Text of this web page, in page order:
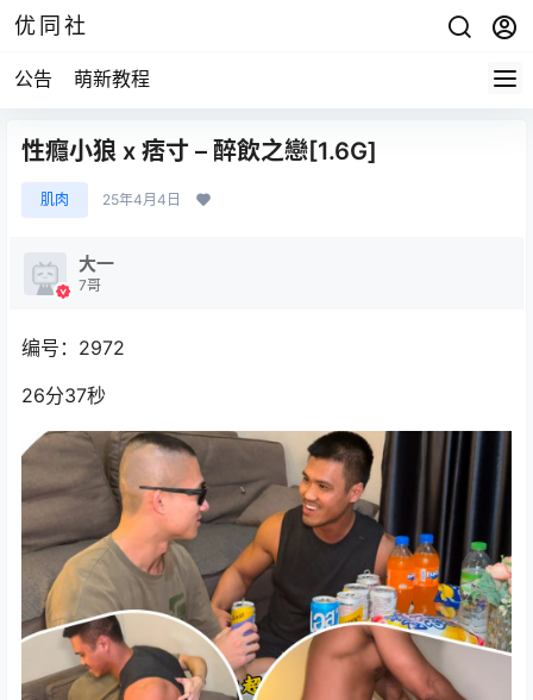
优同社
公告 萌新教程
性癮小狼 x 痞寸 – 醉飲之戀[1.6G]
肌肉 25年4月4日
大一
7哥
编号：2972
26分37秒